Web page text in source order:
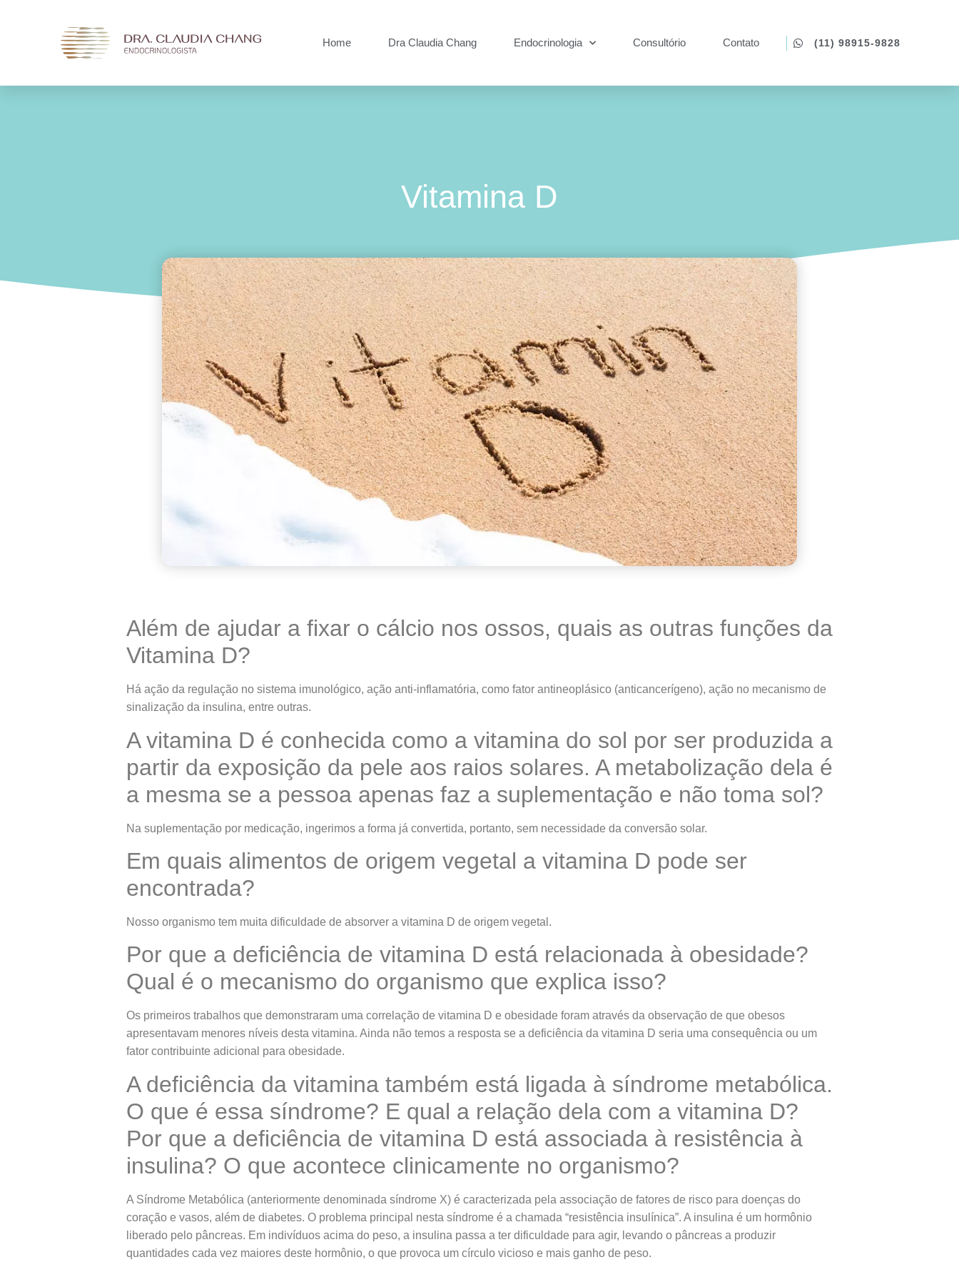
Home Dra Claudia Chang Endocrinologia Consultório Contato (11) 98915-9828
Vitamina D
Além de ajudar a fixar o cálcio nos ossos, quais as outras funções da
Vitamina D?
Há ação da regulação no sistema imunológico, ação anti-inflamatória, como fator antineoplásico (anticancerígeno), ação no mecanismo de
sinalização da insulina, entre outras.
A vitamina D é conhecida como a vitamina do sol por ser produzida a
partir da exposição da pele aos raios solares. A metabolização dela é
a mesma se a pessoa apenas faz a suplementação e não toma sol?
Na suplementação por medicação, ingerimos a forma já convertida, portanto, sem necessidade da conversão solar.
Em quais alimentos de origem vegetal a vitamina D pode ser
encontrada?
Nosso organismo tem muita dificuldade de absorver a vitamina D de origem vegetal.
Por que a deficiência de vitamina D está relacionada à obesidade?
Qual é o mecanismo do organismo que explica isso?
Os primeiros trabalhos que demonstraram uma correlação de vitamina D e obesidade foram através da observação de que obesos
apresentavam menores níveis desta vitamina. Ainda não temos a resposta se a deficiência da vitamina D seria uma consequência ou um
fator contribuinte adicional para obesidade.
A deficiência da vitamina também está ligada à síndrome metabólica.
O que é essa síndrome? E qual a relação dela com a vitamina D?
Por que a deficiência de vitamina D está associada à resistência à
insulina? O que acontece clinicamente no organismo?
A Síndrome Metabólica (anteriormente denominada síndrome X) é caracterizada pela associação de fatores de risco para doenças do
coração e vasos, além de diabetes. O problema principal nesta síndrome é a chamada “resistência insulínica”. A insulina é um hormônio
liberado pelo pâncreas. Em indivíduos acima do peso, a insulina passa a ter dificuldade para agir, levando o pâncreas a produzir
quantidades cada vez maiores deste hormônio, o que provoca um círculo vicioso e mais ganho de peso.